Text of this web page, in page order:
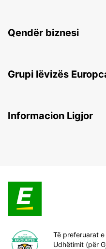
Qendër biznesi
Grupi lëvizës
Informacion Ligjor
Të preferuarat
Udhëtimit (për